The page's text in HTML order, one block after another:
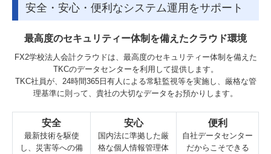
安全・安心・便利なシステム運用をサポート
最高度のセキュリティー体制を備えたクラウド環境
FX2学校法人会計クラウドは、最高度のセキュリティー体制を備えた
TKCのデータセンターを利用して提供します。
TKC社員が、24時間365日有人による常駐監視等を実施し、厳格な管
理基準に則って、貴社の大切なデータをお預かりします。
安全
最新技術を駆使
し、災害等への備
安心
国内法に準拠した厳
格な個人情報管理体
便利
自社データセンター
だからこそできる